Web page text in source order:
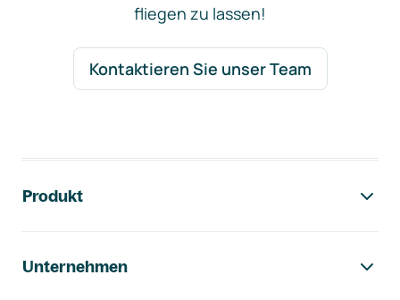
fliegen zu lassen!
Kontaktieren Sie unser Team
Produkt
Unternehmen